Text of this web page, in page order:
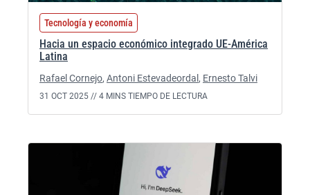
Tecnología y economía
Hacia un espacio económico integrado UE-América
Latina
Rafael Cornejo, Antoni Estevadeordal , Ernesto Talvi
31 OCT 2025 // 4 MINS TIEMPO DE LECTURA